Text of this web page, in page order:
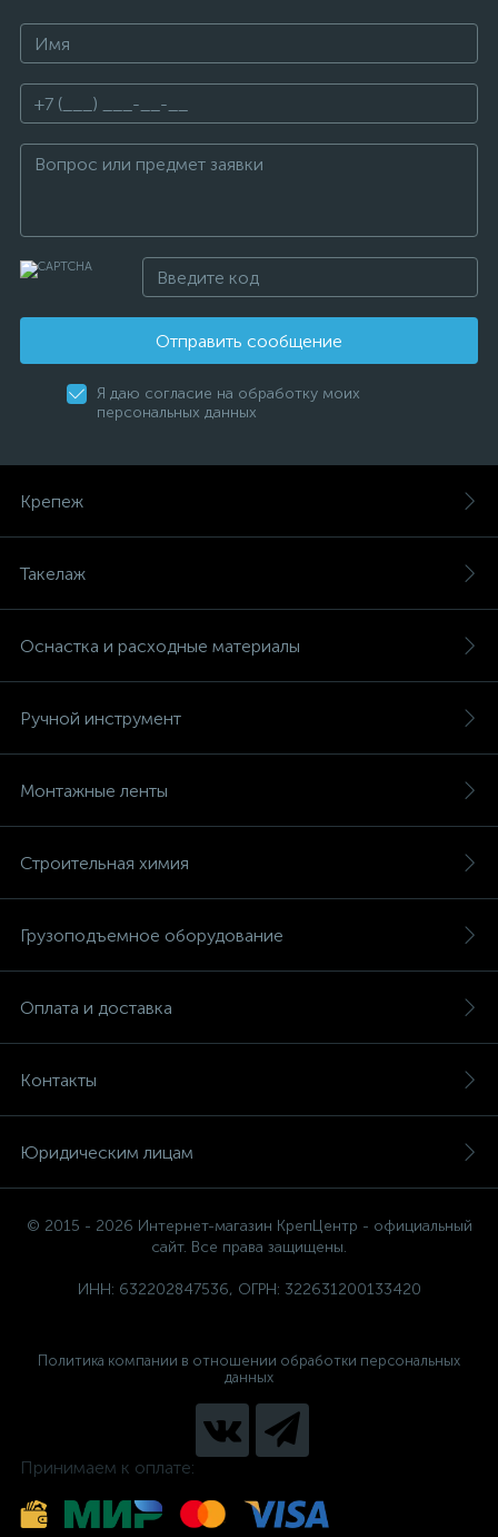
Отправить сообщение
Я даю согласие на обработку моих
персональных данных
Крепеж
Такелаж
Оснастка и расходные материалы
Ручной инструмент
Монтажные ленты
Строительная химия
Грузоподъемное оборудование
Оплата и доставка
Контакты
Юридическим лицам
© 2015 - 2026 Интернет-магазин КрепЦентр - официальный
сайт. Все права защищены.
ИНН: 632202847536, ОГРН: 322631200133420
Политика компании в отношении обработки персональных
данных
Принимаем к оплате: